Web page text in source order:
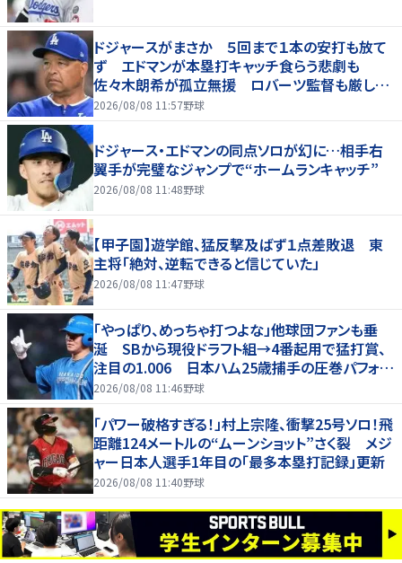
ドジャースがまさか ５回まで１本の安打も放て
ず エドマンが本塁打キャッチ食らう悲劇も
佐々木朗希が孤立無援 ロバーツ監督も厳しい
表情
2026/08/08 11:57野球
ドジャース・エドマンの同点ソロが幻に…相手右
翼手が完璧なジャンプで“ホームランキャッチ”
2026/08/08 11:48野球
【甲子園】遊学館、猛反撃及ばず１点差敗退 東
主将「絶対、逆転できると信じていた」
2026/08/08 11:47野球
「やっぱり、めっちゃ打つよな」他球団ファンも垂
涎 SBから現役ドラフト組→4番起用で猛打賞、
注目の1.006 日本ハム25歳捕手の圧巻パフォが
話題「しかし、どこで使うかだな」
2026/08/08 11:46野球
「パワー破格すぎる！」村上宗隆、衝撃25号ソロ！飛
距離124メートルの“ムーンショット”さく裂 メジ
ャー日本人選手1年目の「最多本塁打記録」更新
2026/08/08 11:40野球